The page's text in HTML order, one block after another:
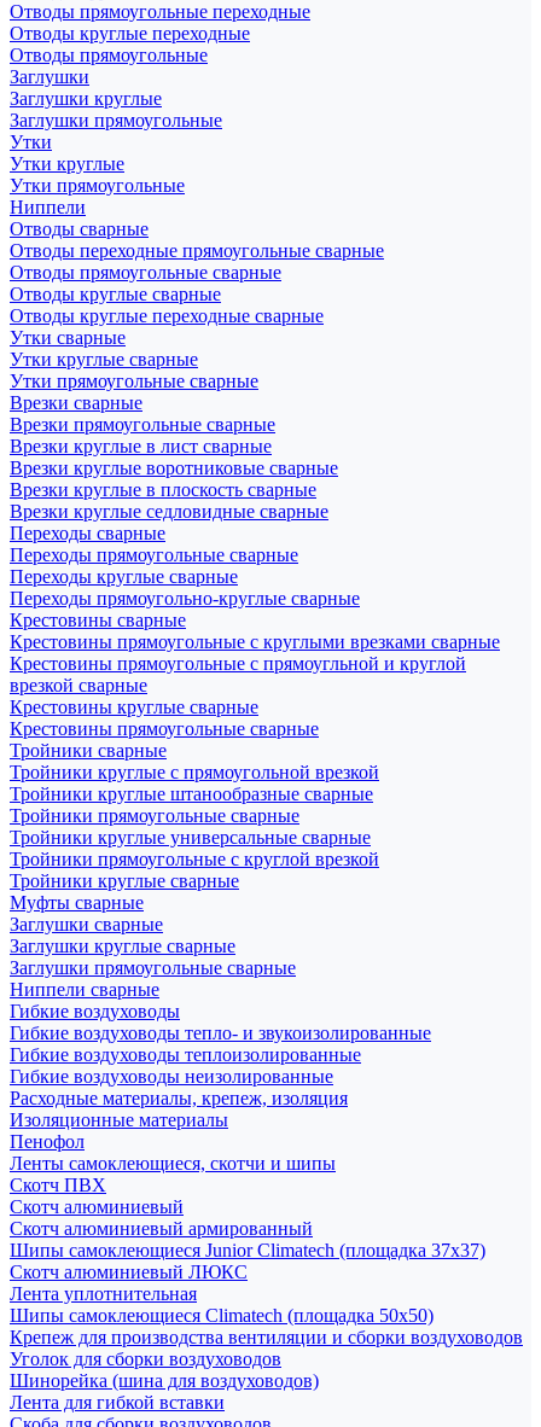
Отводы прямоугольные переходные
Отводы круглые переходные
Отводы прямоугольные
Заглушки
Заглушки круглые
Заглушки прямоугольные
Утки
Утки круглые
Утки прямоугольные
Ниппели
Отводы сварные
Отводы переходные прямоугольные сварные
Отводы прямоугольные сварные
Отводы круглые сварные
Отводы круглые переходные сварные
Утки сварные
Утки круглые сварные
Утки прямоугольные сварные
Врезки сварные
Врезки прямоугольные сварные
Врезки круглые в лист сварные
Врезки круглые воротниковые сварные
Врезки круглые в плоскость сварные
Врезки круглые седловидные сварные
Переходы сварные
Переходы прямоугольные сварные
Переходы круглые сварные
Переходы прямоугольно-круглые сварные
Крестовины сварные
Крестовины прямоугольные с круглыми врезками сварные
Крестовины прямоугольные с прямоугльной и круглой
врезкой сварные
Крестовины круглые сварные
Крестовины прямоугольные сварные
Тройники сварные
Тройники круглые с прямоугольной врезкой
Тройники круглые штанообразные сварные
Тройники прямоугольные сварные
Тройники круглые универсальные сварные
Тройники прямоугольные с круглой врезкой
Тройники круглые сварные
Муфты сварные
Заглушки сварные
Заглушки круглые сварные
Заглушки прямоугольные сварные
Ниппели сварные
Гибкие воздуховоды
Гибкие воздуховоды тепло- и звукоизолированные
Гибкие воздуховоды теплоизолированные
Гибкие воздуховоды неизолированные
Расходные материалы, крепеж, изоляция
Изоляционные материалы
Пенофол
Ленты самоклеющиеся, скотчи и шипы
Скотч ПВХ
Скотч алюминиевый
Скотч алюминиевый армированный
Шипы самоклеющиеся Junior Climatech (площадка 37х37)
Скотч алюминиевый ЛЮКС
Лента уплотнительная
Шипы самоклеющиеся Climatech (площадка 50х50)
Крепеж для производства вентиляции и сборки воздуховодов
Уголок для сборки воздуховодов
Шинорейка (шина для воздуховодов)
Лента для гибкой вставки